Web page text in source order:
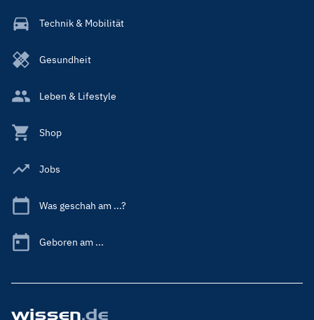
Technik & Mobilität
Gesundheit
Leben & Lifestyle
Shop
Jobs
Was geschah am ...?
Geboren am ...